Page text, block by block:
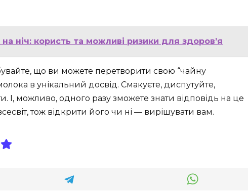
ніч: користь та можливі ризики для здоров’я
що ви можете перетворити свою “чайну
в унікальний досвід. Смакуєте, диспутуйте,
І, можливо, одного разу зможете знати відповідь на це
тож відкрити його чи ні — вирішувати вам.